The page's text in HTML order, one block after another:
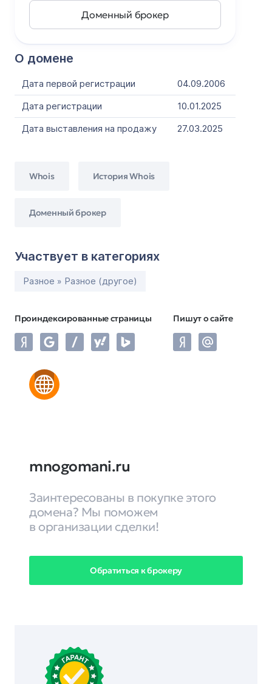
О домене
Дата первой регистрации
04.09.2006
Дата регистрации
10.01.2025
Дата выставления на продажу
27.03.2025
Whois История Whois
Доменный брокер
Участвует в категориях
Разное » Разное (другое)
Проиндексированные страницы Пишут о сайте
Доменный брокер
mnogomani.ru
Заинтересованы в покупке этого
домена? Мы поможем
в организации сделки!
Обратиться к брокеру